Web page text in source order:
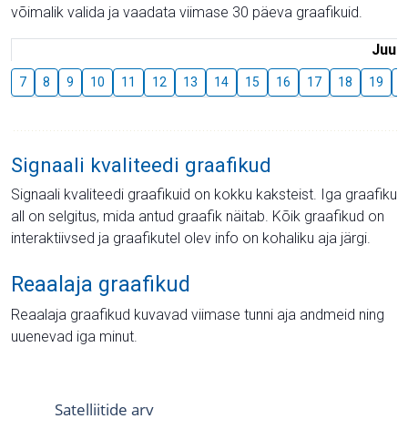
võimalik valida ja vaadata viimase 30 päeva graafikuid.
Juuli
7 8 9 10 11 12 13 14 15 16 17 18 19
Signaali kvaliteedi graafikud
Signaali kvaliteedi graafikuid on kokku kaksteist. Iga graafiku
all on selgitus, mida antud graafik näitab. Kõik graafikud on
interaktiivsed ja graafikutel olev info on kohaliku aja järgi.
Reaalaja graafikud
Reaalaja graafikud kuvavad viimase tunni aja andmeid ning
uuenevad iga minut.